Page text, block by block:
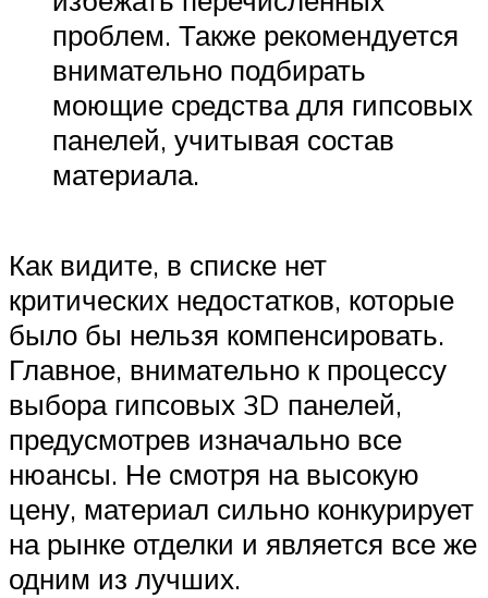
проблем. Также рекомендуется
внимательно подбирать
моющие средства для гипсовых
панелей, учитывая состав
материала.
Как видите, в списке нет
критических недостатков, которые
было бы нельзя компенсировать.
Главное, внимательно к процессу
выбора гипсовых 3D панелей,
предусмотрев изначально все
нюансы. Не смотря на высокую
цену, материал сильно конкурирует
на рынке отделки и является все же
одним из лучших.